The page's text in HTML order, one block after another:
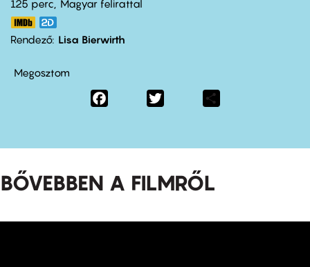
125 perc,
Magyar felirattal
Rendező Lisa Bierwirth
Megosztom
Facebook
BŐVEBBEN A FILMRŐL